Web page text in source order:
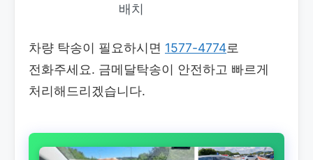
배치
차량 탁송이 필요하시면 1577-4774로
전화주세요. 금메달탁송이 안전하고 빠르게
처리해드리겠습니다.